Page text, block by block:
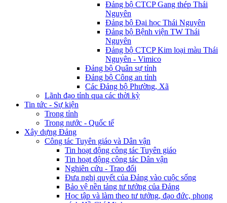
Đảng bộ CTCP Gang thép Thái
Nguyên
Đảng bộ Đại học Thái Nguyên
Đảng bộ Bệnh viện TW Thái
Nguyên
Đảng bộ CTCP Kim loại màu Thái
Nguyên - Vimico
Đảng bộ Quân sự tỉnh
Đảng bộ Công an tỉnh
Các Đảng bộ Phường, Xã
Lãnh đạo tỉnh qua các thời kỳ
Tin tức - Sự kiện
Trong tỉnh
Trong nước - Quốc tế
Xây dựng Đảng
Công tác Tuyên giáo và Dân vận
Tin hoạt động công tác Tuyên giáo
Tin hoạt động công tác Dân vận
Nghiên cứu - Trao đổi
Đưa nghị quyết của Đảng vào cuộc sống
Bảo vệ nền tảng tư tưởng của Đảng
Học tập và làm theo tư tưởng, đạo đức, phong